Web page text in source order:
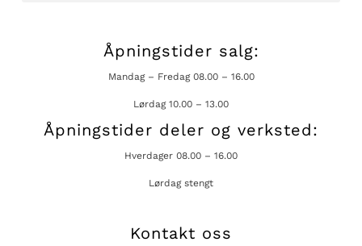
Åpningstider salg:
Mandag – Fredag 08.00 – 16.00
Lørdag 10.00 – 13.00
Åpningstider deler og verksted:
Hverdager 08.00 – 16.00
Lørdag stengt
Kontakt oss